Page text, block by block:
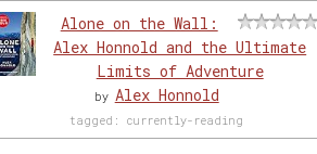
Alone on the Wall:
Alex Honnold and the Ultimate
Limits of Adventure
by Alex Honnold
tagged: currently-reading